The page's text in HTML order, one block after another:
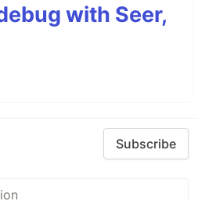
with Seer,
Subscribe